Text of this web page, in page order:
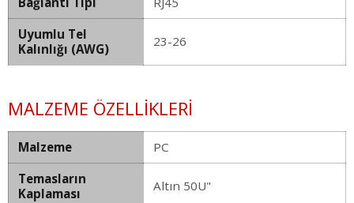
Uyumlu Tel
Kalınlığı (AWG)
23-26
MALZEME ÖZELLIKLERI
Malzeme
PC
Temasların
Kaplaması
Altın 50U"